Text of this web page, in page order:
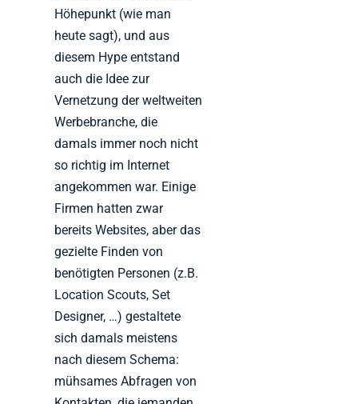
Höhepunkt (wie man
heute sagt), und aus
diesem Hype entstand
auch die Idee zur
Vernetzung der weltweiten
Werbebranche, die
damals immer noch nicht
so richtig im Internet
angekommen war. Einige
Firmen hatten zwar
bereits Websites, aber das
gezielte Finden von
benötigten Personen (z.B.
Location Scouts, Set
Designer, …) gestaltete
sich damals meistens
nach diesem Schema:
mühsames Abfragen von